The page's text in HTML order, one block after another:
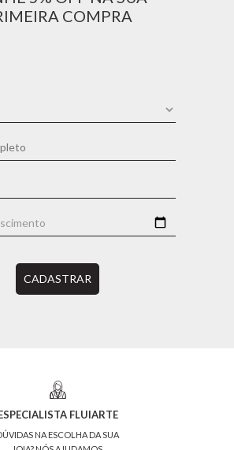
COMPRA
CADASTRAR
FLUIARTE
NA ESCOLHA DA SUA